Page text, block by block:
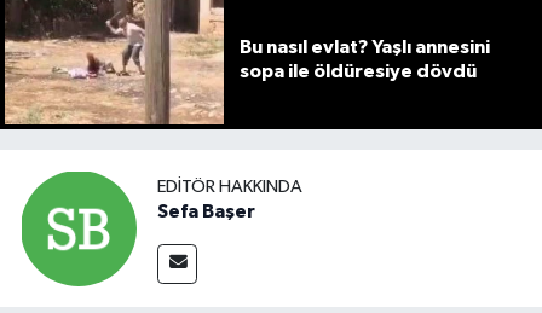
Bu nasıl evlat? Yaşlı annesini
sopa ile öldüresiye dövdü
EDITÖR HAKKINDA
Sefa Başer